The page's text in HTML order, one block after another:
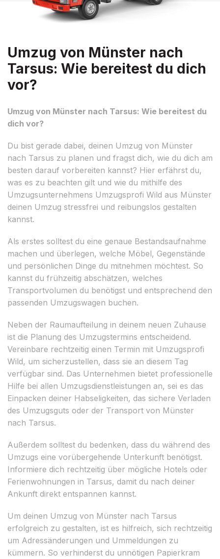
Umzug von Münster nach
Tarsus: Wie bereitest du dich
vor?
Umzug von Münster nach Tarsus: Wie bereitest du
dich vor?
Du bist gerade dabei, deinen Umzug von Münster
nach Tarsus zu planen und fragst dich, wie du dich am
besten darauf vorbereiten kannst? Hier erfährst du,
was es zu beachten gilt und wie du mithilfe des
Umzugsunternehmens Umzugsprofi Wild aus Münster
deinen Umzug stressfrei und reibungslos gestalten
kannst.
Als erstes solltest du eine genaue Bestandsaufnahme
machen und überlegen, welche Möbel, Gegenstände
und persönlichen Dinge du mitnehmen möchtest. So
kannst du frühzeitig abschätzen, welches
Transportvolumen du benötigst und entsprechend den
passenden Umzugswagen buchen.
Neben der Raumaufteilung in deinem neuen Zuhause
ist die Planung des Umzugstermins entscheidend.
Vereinbare rechtzeitig einen Termin mit Umzugsprofi
Wild, um sicherzustellen, dass sie an diesem Tag
verfügbar sind. Das Unternehmen bietet professionelle
Hilfe bei allen Umzugsdienstleistungen an, sei es das
Einpacken deiner Habseligkeiten, das sichere Verladen
des Umzugsguts oder der Transport von Münster
nach Tarsus.
Außerdem solltest du bedenken, dass du während des
Umzugs eine vorübergehende Unterkunft benötigst.
Informiere dich rechtzeitig über mögliche Hotels oder
Ferienwohnungen in Tarsus, damit du nach deiner
Ankunft direkt entspannen kannst.
Um deinen Umzug von Münster nach Tarsus
erfolgreich zu gestalten, ist es hilfreich, sich rechtzeitig
um Adressänderungen und Ummeldungen zu
kümmern. So verhinderst du unnötigen Papierkram